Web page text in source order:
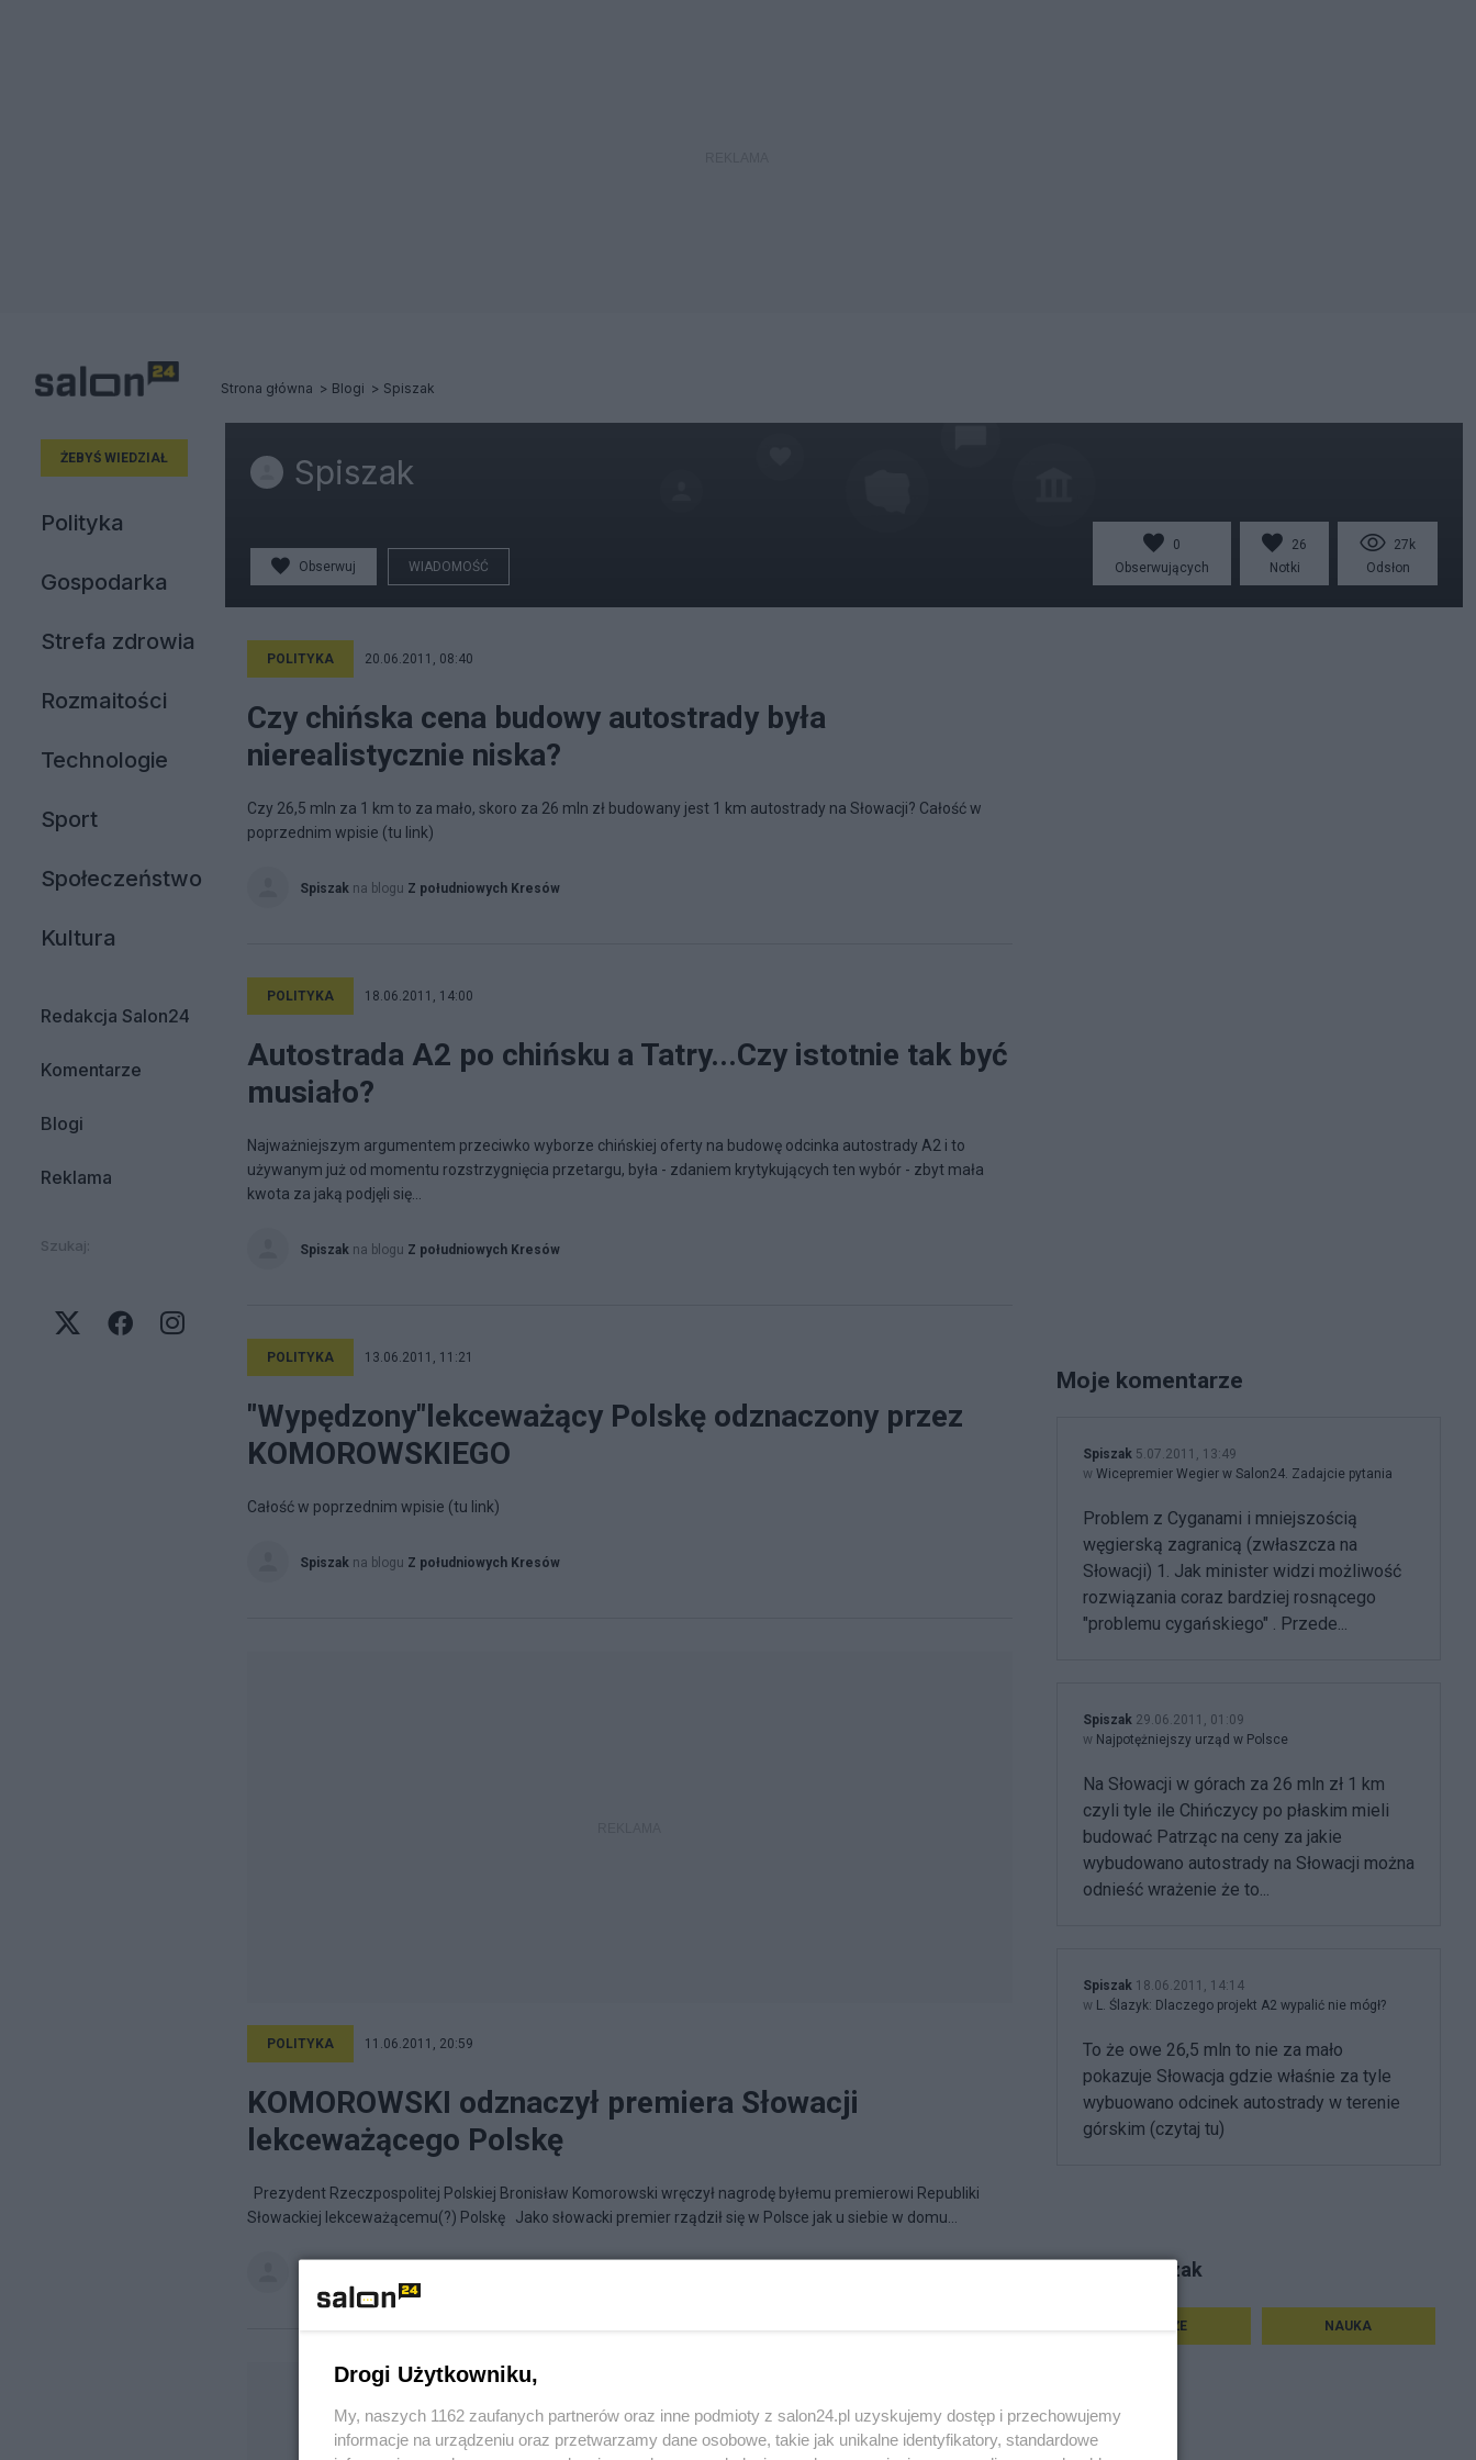
Strona główna Blogi Spiszak
ŻEBYŚ WIEDZIAŁ
Polityka
Gospodarka
Strefa zdrowia
Rozmaitości
Technologie
Sport
Społeczeństwo
Kultura
Redakcja Salon24
Komentarze
Blogi
Reklama
Szukaj:
Spiszak
Obserwuj WIADOMOŚĆ
0
Obserwujących
26
Notki
27k
Odsłon
POLITYKA 20.06.2011, 08:40
Czy chińska cena budowy autostrady była
nierealistycznie niska?
Czy 26,5 mln za 1 km to za mało, skoro za 26 mln zł budowany jest 1 km autostrady na Słowacji? Całość w
poprzednim wpisie (tu link)
Spiszak na blogu Z południowych Kresów
POLITYKA 18.06.2011, 14:00
Autostrada A2 po chińsku a Tatry...Czy istotnie tak być
musiało?
Najważniejszym argumentem przeciwko wyborze chińskiej oferty na budowę odcinka autostrady A2 i to
używanym już od momentu rozstrzygnięcia przetargu, była - zdaniem krytykujących ten wybór - zbyt mała
kwota za jaką podjęli się...
Spiszak na blogu Z południowych Kresów
POLITYKA 13.06.2011, 11:21
"Wypędzony"lekceważący Polskę odznaczony przez
KOMOROWSKIEGO
Całość w poprzednim wpisie (tu link)
Spiszak na blogu Z południowych Kresów
POLITYKA 11.06.2011, 20:59
KOMOROWSKI odznaczył premiera Słowacji
lekceważącego Polskę
Prezydent Rzeczpospolitej Polskiej Bronisław Komorowski wręczył nagrodę byłemu premierowi Republiki
Słowackiej lekceważącemu(?) Polskę Jako słowacki premier rządził się w Polsce jak u siebie w domu...
Moje komentarze
Spiszak 5.07.2011, 13:49
w Wicepremier Wegier w Salon24. Zadajcie pytania
Problem z Cyganami i mniejszością
węgierską zagranicą (zwłaszcza na
Słowacji) 1. Jak minister widzi możliwość
rozwiązania coraz bardziej rosnącego
"problemu cygańskiego" . Przede...
Spiszak 29.06.2011, 01:09
w Najpotężniejszy urząd w Polsce
Na Słowacji w górach za 26 mln zł 1 km
czyli tyle ile Chińczycy po płaskim mieli
budować Patrząc na ceny za jakie
wybudowano autostrady na Słowacji można
odnieść wrażenie że to...
Spiszak 18.06.2011, 14:14
w L. Ślazyk: Dlaczego projekt A2 wypalić nie mógł?
To że owe 26,5 mln to nie za mało
pokazuje Słowacja gdzie właśnie za tyle
wybuowano odcinek autostrady w terenie
górskim (czytaj tu)
Tematy Spiszak
PODRÓŻE NAUKA
Drogi Użytkowniku,
My, naszych 1162 zaufanych partnerów oraz inne podmioty z salon24.pl uzyskujemy dostęp i przechowujemy
informacje na urządzeniu oraz przetwarzamy dane osobowe, takie jak unikalne identyfikatory, standardowe